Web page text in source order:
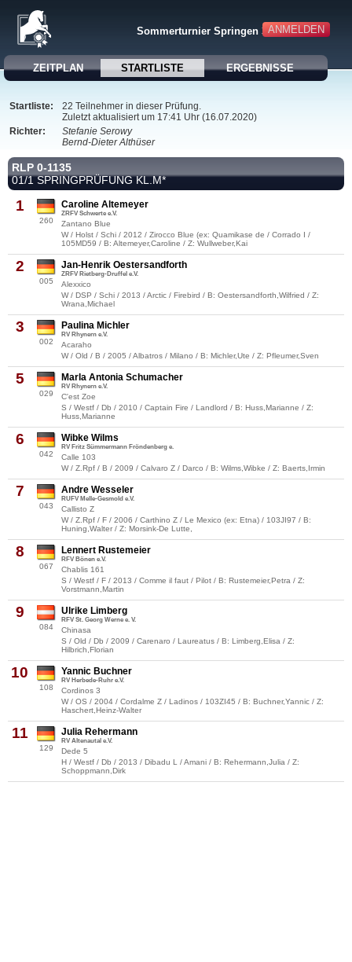
ANMELDEN
Sommerturnier Springen 3
ZEITPLAN STARTLISTE ERGEBNISSE
Startliste:
22 Teilnehmer in dieser Prüfung.
Zuletzt aktualisiert um 17:41 Uhr (16.07.2020)
Richter:
Stefanie Serowy
Bernd-Dieter Althüser
RLP 0-1135
01/1 SPRINGPRÜFUNG KL.M*
1
260
Caroline Altemeyer
ZRFV Schwerte e.V.
Zantano Blue
W / Holst / Schi / 2012 / Zirocco Blue (ex: Quamikase de / Corrado I /
105MD59 / B: Altemeyer,Caroline / Z: Wullweber,Kai
2
005
Jan-Henrik Oestersandforth
ZRFV Rietberg-Druffel e.V.
Alexxico
W / DSP / Schi / 2013 / Arctic / Firebird / B: Oestersandforth,Wilfried / Z:
Wrana,Michael
3
002
Paulina Michler
RV Rhynern e.V.
Acaraho
W / Old / B / 2005 / Albatros / Milano / B: Michler,Ute / Z: Pfleumer,Sven
5
029
Marla Antonia Schumacher
RV Rhynern e.V.
C'est Zoe
S / Westf / Db / 2010 / Captain Fire / Landlord / B: Huss,Marianne / Z:
Huss,Marianne
6
042
Wibke Wilms
RV Fritz Sümmermann Fröndenberg e.
Calle 103
W / Z.Rpf / B / 2009 / Calvaro Z / Darco / B: Wilms,Wibke / Z: Baerts,Irmin
7
043
Andre Wesseler
RUFV Melle-Gesmold e.V.
Callisto Z
W / Z.Rpf / F / 2006 / Carthino Z / Le Mexico (ex: Etna) / 103JI97 / B:
Huning,Walter / Z: Morsink-De Lutte,
8
067
Lennert Rustemeier
RFV Bönen e.V.
Chablis 161
S / Westf / F / 2013 / Comme il faut / Pilot / B: Rustemeier,Petra / Z:
Vorstmann,Martin
9
084
Ulrike Limberg
RFV St. Georg Werne e. V.
Chinasa
S / Old / Db / 2009 / Carenaro / Laureatus / B: Limberg,Elisa / Z:
Hilbrich,Florian
10
108
Yannic Buchner
RV Herbede-Ruhr e.V.
Cordinos 3
W / OS / 2004 / Cordalme Z / Ladinos / 103ZI45 / B: Buchner,Yannic / Z:
Haschert,Heinz-Walter
11
129
Julia Rehermann
RV Altenautal e.V.
Dede 5
H / Westf / Db / 2013 / Dibadu L / Amani / B: Rehermann,Julia / Z:
Schoppmann,Dirk